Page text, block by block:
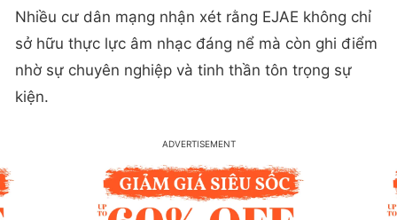
Nhiều cư dân mạng nhận xét rằng EJAE không chỉ
sở hữu thực lực âm nhạc đáng nể mà còn ghi điểm
nhờ sự chuyên nghiệp và tinh thần tôn trọng sự
kiện.